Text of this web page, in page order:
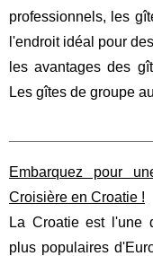
professionnels, les
l'endroit idéal pour
les avantages des
Les gîtes de groupe
Embarquez pour
Croisière en Croatie !
La Croatie est l'une
plus populaires